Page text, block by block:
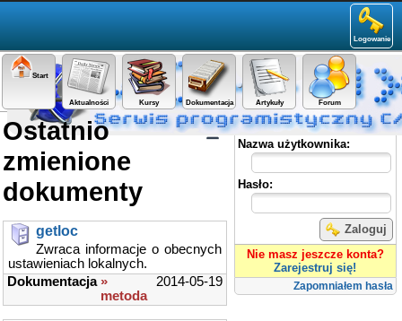
Logowanie
Start
Aktualności Kursy Dokumentacja Artykuły Forum
Panel użytkownika
Nazwa użytkownika:
Hasło:
Zaloguj
Nie masz jeszcze konta?
Zarejestruj się!
Zapomniałem hasła
Ostatnio
zmienione
dokumenty
getloc
Zwraca informacje o obecnych
ustawieniach lokalnych.
2014-05-19
Dokumentacja »
metoda